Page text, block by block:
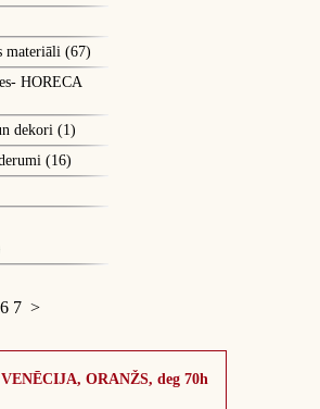
materiāli (67)
HORECA
dekori (1)
(16)
6 7 >
VENĒCIJA, ORANŽS, deg 70h